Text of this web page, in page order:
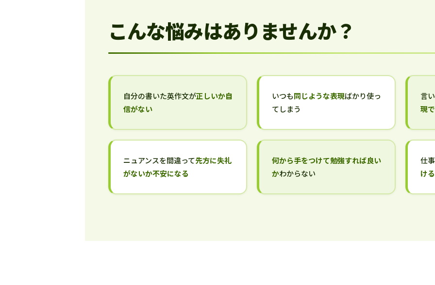
こんな悩みはありませんか？
自分の書いた英作文が正しいか自
信がない
いつも同じような表現ばかり使っ
てしまう
言
現
ニュアンスを間違って先方に失礼
がないか不安になる
何から手をつけて勉強すれば良い
かわからない
仕
け